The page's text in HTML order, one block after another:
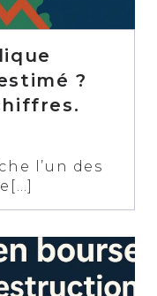
?
l’un des